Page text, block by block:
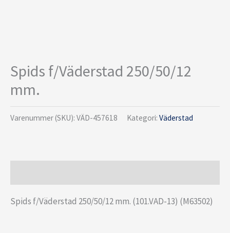
Spids f/Väderstad 250/50/12
mm.
Varenummer (SKU): VÄD-457618 Kategori: Väderstad
Spids f/Väderstad 250/50/12 mm. (101.VAD-13) (M63502)